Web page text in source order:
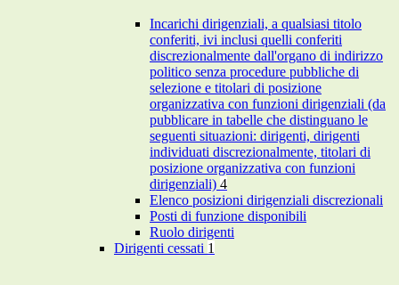
Incarichi dirigenziali, a qualsiasi titolo
conferiti, ivi inclusi quelli conferiti
discrezionalmente dall'organo di indirizzo
politico senza procedure pubbliche di
selezione e titolari di posizione
organizzativa con funzioni dirigenziali (da
pubblicare in tabelle che distinguano le
seguenti situazioni: dirigenti, dirigenti
individuati discrezionalmente, titolari di
posizione organizzativa con funzioni
dirigenziali) 4
Elenco posizioni dirigenziali discrezionali
Posti di funzione disponibili
Ruolo dirigenti
Dirigenti cessati 1